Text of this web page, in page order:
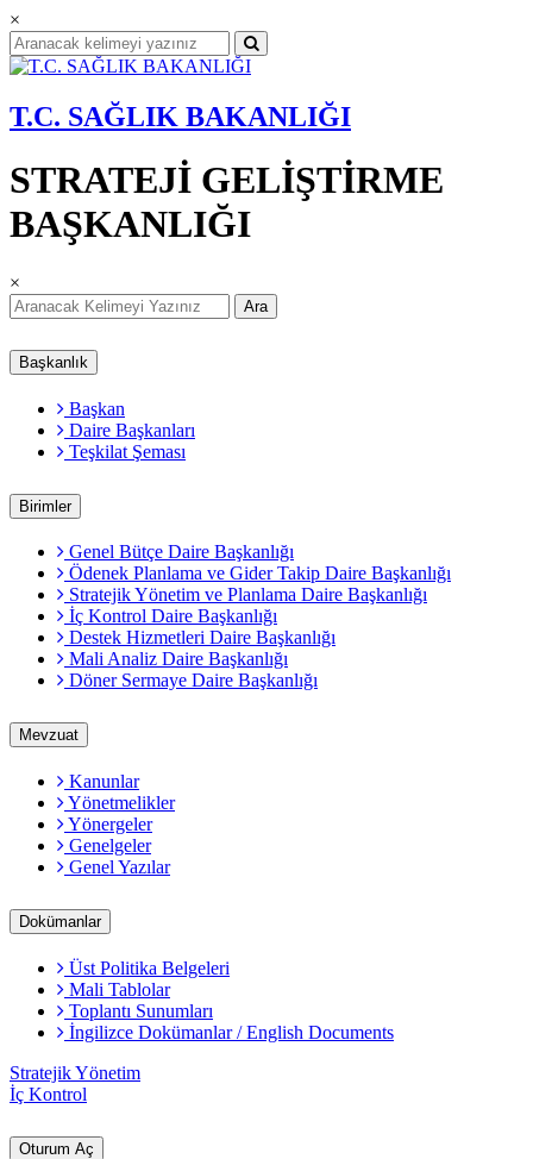
×
T.C. SAĞLIK BAKANLIĞI
STRATEJİ GELİŞTİRME
BAŞKANLIĞI
×
Ara
Başkanlık
Başkan
Daire Başkanları
Teşkilat Şeması
Birimler
Genel Bütçe Daire Başkanlığı
Ödenek Planlama ve Gider Takip Daire Başkanlığı
Stratejik Yönetim ve Planlama Daire Başkanlığı
İç Kontrol Daire Başkanlığı
Destek Hizmetleri Daire Başkanlığı
Mali Analiz Daire Başkanlığı
Döner Sermaye Daire Başkanlığı
Mevzuat
Kanunlar
Yönetmelikler
Yönergeler
Genelgeler
Genel Yazılar
Dokümanlar
Üst Politika Belgeleri
Mali Tablolar
Toplantı Sunumları
İngilizce Dokümanlar / English Documents
Stratejik Yönetim
İç Kontrol
Oturum Aç